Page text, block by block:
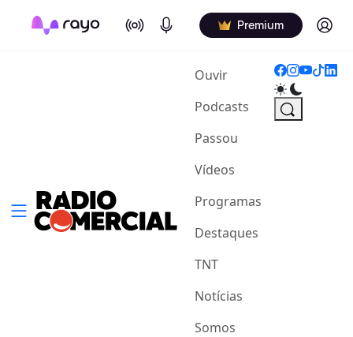
On Air Podcasts Premium Log in
Ouvir(current)
Podcasts
Passou
Vídeos
Programas
Destaques
TNT
Notícias
Somos